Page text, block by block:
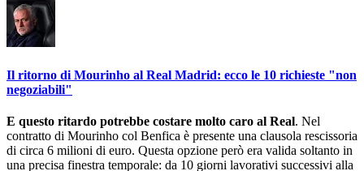
Il ritorno di Mourinho al Real Madrid: ecco le 10 richieste "non
negoziabili"
E questo ritardo potrebbe costare molto caro al Real. Nel
contratto di Mourinho col Benfica è presente una clausola rescissoria
di circa 6 milioni di euro. Questa opzione però era valida soltanto in
una precisa finestra temporale: da 10 giorni lavorativi successivi alla